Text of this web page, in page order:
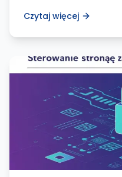
Facebook, Instagram,
przemyśleniami i
społecznościowych
ograniczeniami
pytanie: co wolno
Czytaj więcej